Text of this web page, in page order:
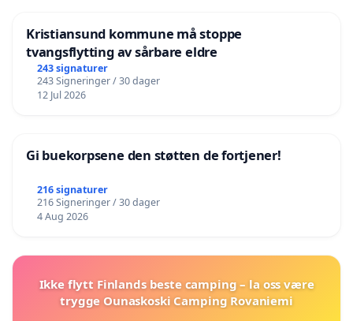
Kristiansund kommune må stoppe
tvangsflytting av sårbare eldre
243 signaturer
243 Signeringer / 30 dager
12 Jul 2026
Gi buekorpsene den støtten de fortjener!
216 signaturer
216 Signeringer / 30 dager
4 Aug 2026
Ikke flytt Finlands beste camping – la oss være
trygge Ounaskoski Camping Rovaniemi